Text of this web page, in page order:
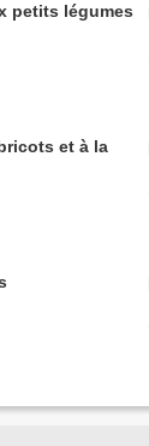
petits légumes
et à la